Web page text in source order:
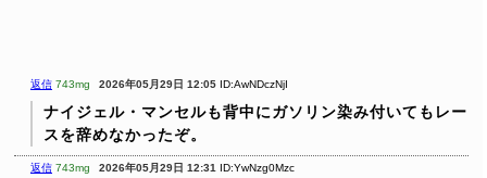
返信 743mg 2026年05月29日 12:05 ID:AwNDczNjI
ナイジェル・マンセルも背中にガソリン染み付いてもレー
スを辞めなかったぞ。
返信 743mg 2026年05月29日 12:31 ID:YwNzg0Mzc